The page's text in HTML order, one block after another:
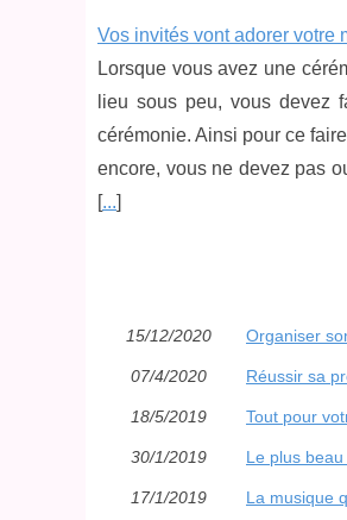
Vos invités vont adorer votre
Lorsque vous avez une
lieu sous peu, vous devez
cérémonie. Ainsi pour ce
encore, vous ne devez pas
[...]
15/12/2020 Organiser
07/4/2020 Réussir sa
18/5/2019 Tout pour
30/1/2019 Le plus
17/1/2019 La musique